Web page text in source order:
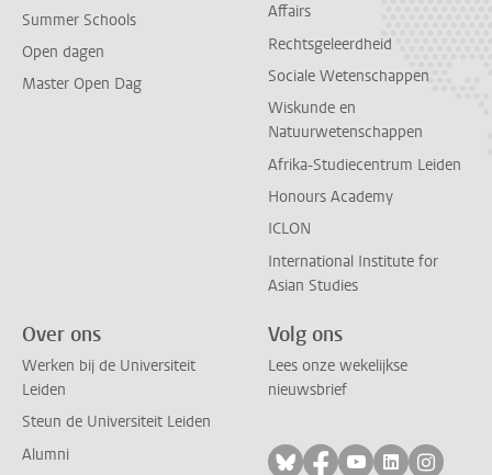
Summer Schools
Open dagen
Master Open Dag
Affairs
Rechtsgeleerdheid
Sociale Wetenschappen
Wiskunde en
Natuurwetenschappen
Afrika-Studiecentrum Leiden
Honours Academy
ICLON
International Institute for
Asian Studies
Over ons
Werken bij de Universiteit
Leiden
Steun de Universiteit Leiden
Alumni
Volg ons
Lees onze wekelijkse
nieuwsbrief
Volg ons op bluesky
Volg ons op
Volg ons op
Volg ons
Volg